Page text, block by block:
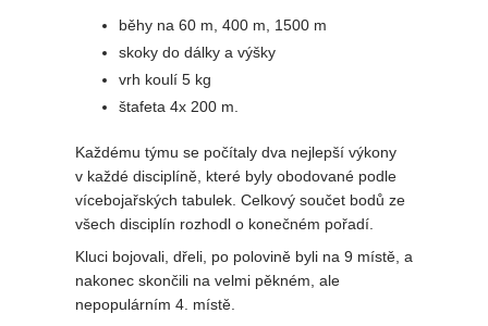
běhy na 60 m, 400 m, 1500 m
skoky do dálky a výšky
vrh koulí 5 kg
štafeta 4x 200 m.
Každému týmu se počítaly dva nejlepší výkony
v každé disciplíně, které byly obodované podle
vícebojařských tabulek. Celkový součet bodů ze
všech disciplín rozhodl o konečném pořadí.
Kluci bojovali, dřeli, po polovině byli na 9 místě, a
nakonec skončili na velmi pěkném, ale
nepopulárním 4. místě.